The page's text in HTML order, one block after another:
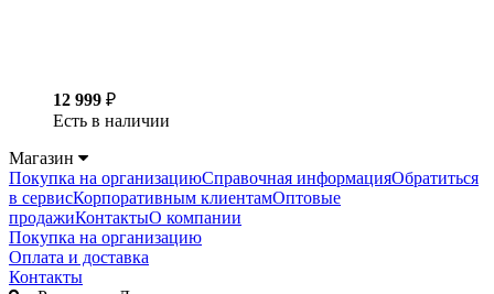
12 999 ₽
Есть в наличии
Магазин
Покупка на организациюСправочная информацияОбратиться
в сервисКорпоративным клиентамОптовые
продажиКонтактыО компании
Покупка на организацию
Оплата и доставка
Контакты